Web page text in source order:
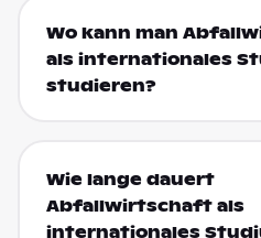
Wo kann man
als internationales
studieren?
Wie lange dauert
Abfallwirtschaft als
internationales